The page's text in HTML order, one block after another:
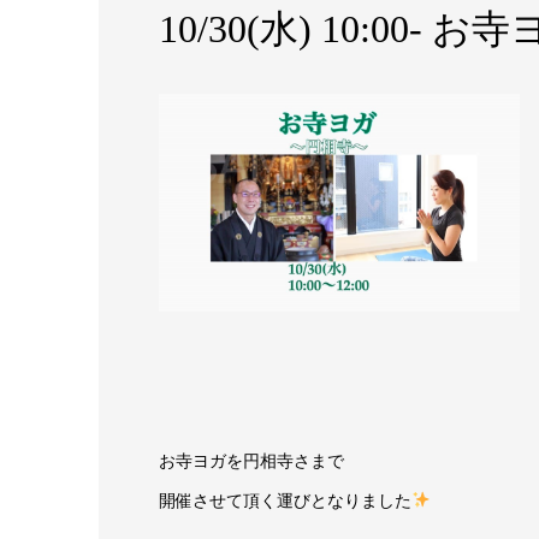
10/30(水) 10:00- お寺
お寺ヨガを円相寺さまで
開催させて頂く運びとなりました